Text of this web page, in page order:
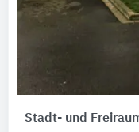
Stadt- und